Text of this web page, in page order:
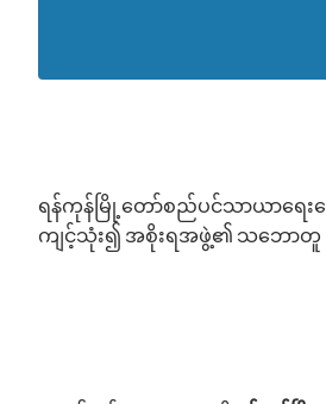
ရန်ကုန်မြို့‌တော်စည်ပင်သာယာ‌ရေး‌
ကျင့်သုံး၍ အစိုးရအဖွဲ့၏ သဘောတူ